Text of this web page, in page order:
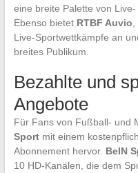
eine breite Palette von
Ebenso bietet RTBF Auvio
Live-Sportwettkämpfe an
breites Publikum.
Bezahlte und
Angebote
Für Fans von Fußball- und
Sportmit einem
Abonnement hervor. BeIN
10 HD-Kanälen, die dem